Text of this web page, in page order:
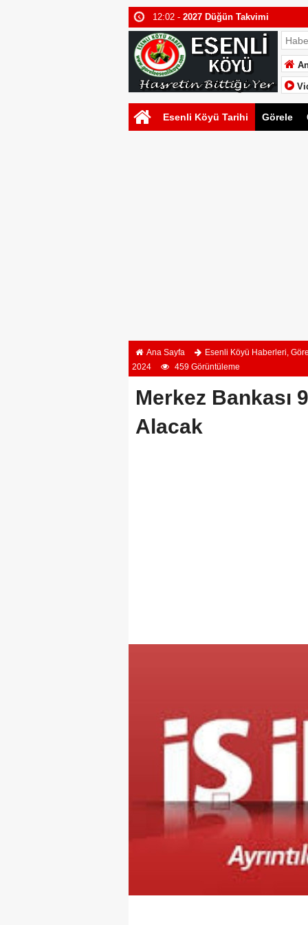
12:02 - 2027 Düğün Takvimi
16:30 - Esenli Köyü 2026 Düğün
22:57 -Emre Berat Yılmaz & Sare
Esenli Köyü Tarihi Görele
Ana Sayfa Esenli Köyü Haberleri,
2024
459 Görüntüleme
Merkez Bankası
Alacak